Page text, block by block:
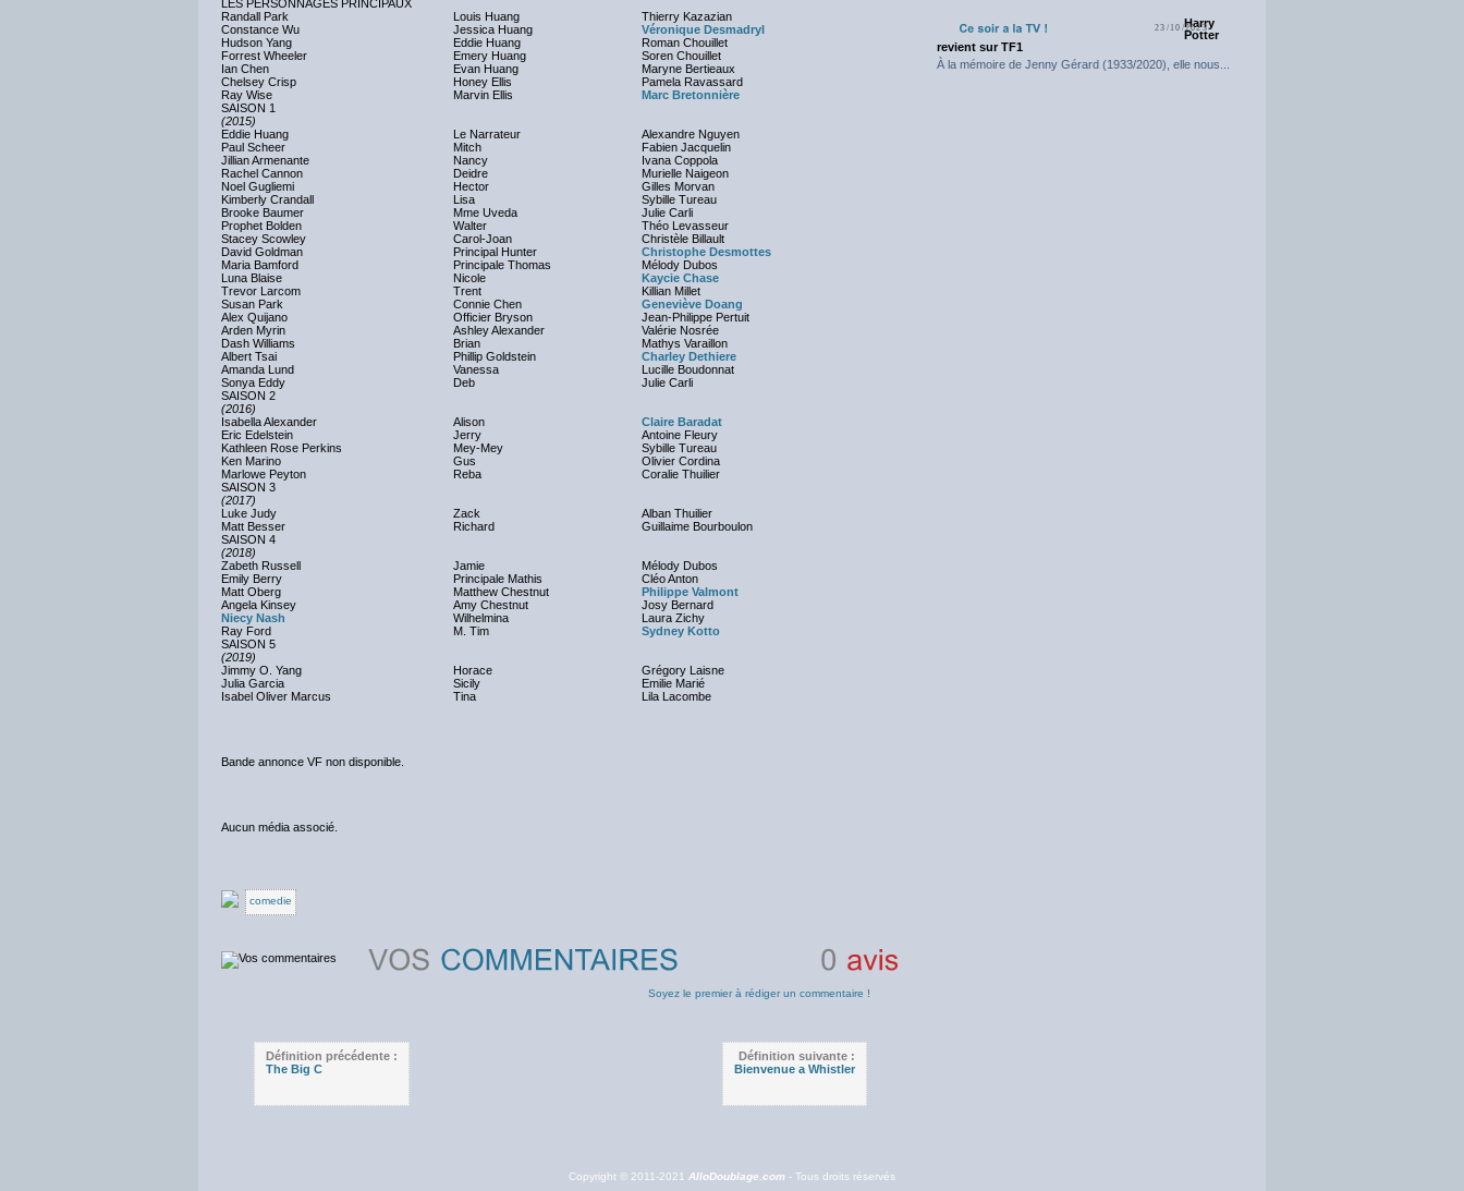
LES PERSONNAGES PRINCIPAUX
Randall Park
Louis Huang
Thierry Kazazian
Constance Wu
Jessica Huang
Véronique Desmadryl
Hudson Yang
Eddie Huang
Roman Chouillet
Forrest Wheeler
Emery Huang
Soren Chouillet
Ian Chen
Evan Huang
Maryne Bertieaux
Chelsey Crisp
Honey Ellis
Pamela Ravassard
Ray Wise
Marvin Ellis
Marc Bretonnière
SAISON 1
(2015)
Eddie Huang
Le Narrateur
Alexandre Nguyen
Paul Scheer
Mitch
Fabien Jacquelin
Jillian Armenante
Nancy
Ivana Coppola
Rachel Cannon
Deidre
Murielle Naigeon
Noel Gugliemi
Hector
Gilles Morvan
Kimberly Crandall
Lisa
Sybille Tureau
Brooke Baumer
Mme Uveda
Julie Carli
Prophet Bolden
Walter
Théo Levasseur
Stacey Scowley
Carol-Joan
Christèle Billault
David Goldman
Principal Hunter
Christophe Desmottes
Maria Bamford
Principale Thomas
Mélody Dubos
Luna Blaise
Nicole
Kaycie Chase
Trevor Larcom
Trent
Killian Millet
Susan Park
Connie Chen
Geneviève Doang
Alex Quijano
Officier Bryson
Jean-Philippe Pertuit
Arden Myrin
Ashley Alexander
Valérie Nosrée
Dash Williams
Brian
Mathys Varaillon
Albert Tsai
Phillip Goldstein
Charley Dethiere
Amanda Lund
Vanessa
Lucille Boudonnat
Sonya Eddy
Deb
Julie Carli
SAISON 2
(2016)
Isabella Alexander
Alison
Claire Baradat
Eric Edelstein
Jerry
Antoine Fleury
Kathleen Rose Perkins
Mey-Mey
Sybille Tureau
Ken Marino
Gus
Olivier Cordina
Marlowe Peyton
Reba
Coralie Thuilier
SAISON 3
(2017)
Luke Judy
Zack
Alban Thuilier
Matt Besser
Richard
Guillaime Bourboulon
SAISON 4
(2018)
Zabeth Russell
Jamie
Mélody Dubos
Emily Berry
Principale Mathis
Cléo Anton
Matt Oberg
Matthew Chestnut
Philippe Valmont
Angela Kinsey
Amy Chestnut
Josy Bernard
Niecy Nash
Wilhelmina
Laura Zichy
Ray Ford
M. Tim
Sydney Kotto
SAISON 5
(2019)
Jimmy O. Yang
Horace
Grégory Laisne
Julia Garcia
Sicily
Emilie Marié
Isabel Oliver Marcus
Tina Lila Lacombe
Bande annonce VF non disponible.
Aucun média associé.
comedie
Soyez le premier à rédiger un commentaire !
Définition précédente :
The Big C
Définition suivante :
Bienvenue a Whistler
23/10/2023
Harry
Potter
revient sur TF1
À la mémoire de Jenny Gérard (1933/2020), elle nous...
Copyright © 2011-2021 AlloDoublage.com - Tous droits réservés